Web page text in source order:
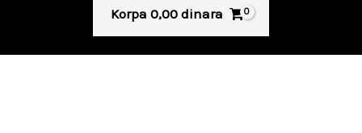
Korpa 0,00 dinara